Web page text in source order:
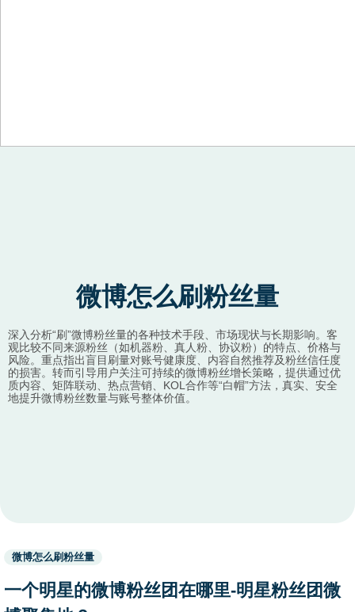
微博怎么刷粉丝量
深入分析“刷”微博粉丝量的各种技术手段、市场现状与长期影响。客
观比较不同来源粉丝（如机器粉、真人粉、协议粉）的特点、价格与
风险。重点指出盲目刷量对账号健康度、内容自然推荐及粉丝信任度
的损害。转而引导用户关注可持续的微博粉丝增长策略，提供通过优
质内容、矩阵联动、热点营销、KOL合作等“白帽”方法，真实、安全
地提升微博粉丝数量与账号整体价值。
Used
before
names.
微博怎么刷粉丝量
一个明星的微博粉丝团在哪里-明星粉丝团微